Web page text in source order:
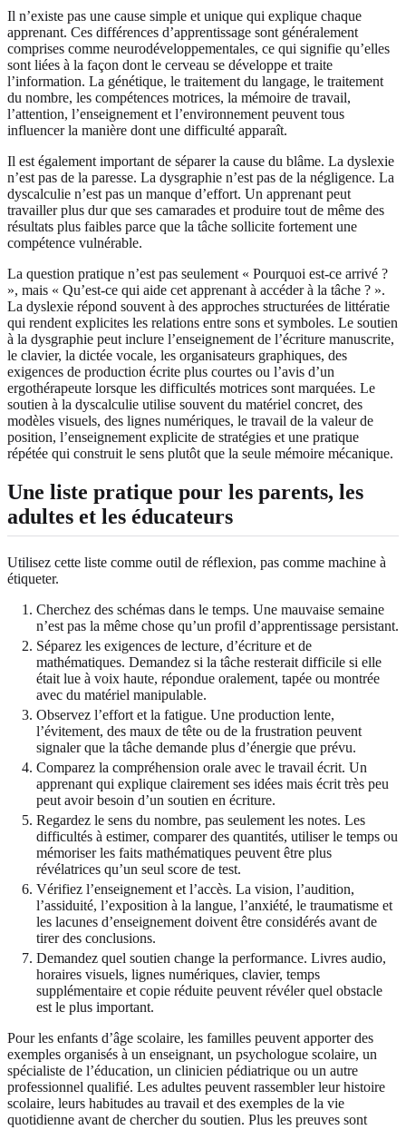
Il n’existe pas une cause simple et unique qui explique chaque
apprenant. Ces différences d’apprentissage sont généralement
comprises comme neurodéveloppementales, ce qui signifie qu’elles
sont liées à la façon dont le cerveau se développe et traite
l’information. La génétique, le traitement du langage, le traitement
du nombre, les compétences motrices, la mémoire de travail,
l’attention, l’enseignement et l’environnement peuvent tous
influencer la manière dont une difficulté apparaît.
Il est également important de séparer la cause du blâme. La dyslexie
n’est pas de la paresse. La dysgraphie n’est pas de la négligence. La
dyscalculie n’est pas un manque d’effort. Un apprenant peut
travailler plus dur que ses camarades et produire tout de même des
résultats plus faibles parce que la tâche sollicite fortement une
compétence vulnérable.
La question pratique n’est pas seulement « Pourquoi est-ce arrivé ?
», mais « Qu’est-ce qui aide cet apprenant à accéder à la tâche ? ».
La dyslexie répond souvent à des approches structurées de littératie
qui rendent explicites les relations entre sons et symboles. Le soutien
à la dysgraphie peut inclure l’enseignement de l’écriture manuscrite,
le clavier, la dictée vocale, les organisateurs graphiques, des
exigences de production écrite plus courtes ou l’avis d’un
ergothérapeute lorsque les difficultés motrices sont marquées. Le
soutien à la dyscalculie utilise souvent du matériel concret, des
modèles visuels, des lignes numériques, le travail de la valeur de
position, l’enseignement explicite de stratégies et une pratique
répétée qui construit le sens plutôt que la seule mémoire mécanique.
Une liste pratique pour les parents, les
adultes et les éducateurs
Utilisez cette liste comme outil de réflexion, pas comme machine à
étiqueter.
Cherchez des schémas dans le temps. Une mauvaise semaine
n’est pas la même chose qu’un profil d’apprentissage persistant.
Séparez les exigences de lecture, d’écriture et de
mathématiques. Demandez si la tâche resterait difficile si elle
était lue à voix haute, répondue oralement, tapée ou montrée
avec du matériel manipulable.
Observez l’effort et la fatigue. Une production lente,
l’évitement, des maux de tête ou de la frustration peuvent
signaler que la tâche demande plus d’énergie que prévu.
Comparez la compréhension orale avec le travail écrit. Un
apprenant qui explique clairement ses idées mais écrit très peu
peut avoir besoin d’un soutien en écriture.
Regardez le sens du nombre, pas seulement les notes. Les
difficultés à estimer, comparer des quantités, utiliser le temps ou
mémoriser les faits mathématiques peuvent être plus
révélatrices qu’un seul score de test.
Vérifiez l’enseignement et l’accès. La vision, l’audition,
l’assiduité, l’exposition à la langue, l’anxiété, le traumatisme et
les lacunes d’enseignement doivent être considérés avant de
tirer des conclusions.
Demandez quel soutien change la performance. Livres audio,
horaires visuels, lignes numériques, clavier, temps
supplémentaire et copie réduite peuvent révéler quel obstacle
est le plus important.
Pour les enfants d’âge scolaire, les familles peuvent apporter des
exemples organisés à un enseignant, un psychologue scolaire, un
spécialiste de l’éducation, un clinicien pédiatrique ou un autre
professionnel qualifié. Les adultes peuvent rassembler leur histoire
scolaire, leurs habitudes au travail et des exemples de la vie
quotidienne avant de chercher du soutien. Plus les preuves sont